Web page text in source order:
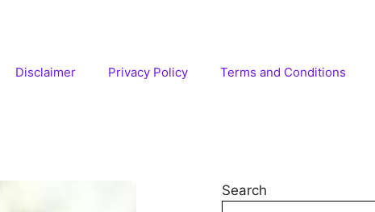
Disclaimer Privacy Policy Terms and Conditions
Search